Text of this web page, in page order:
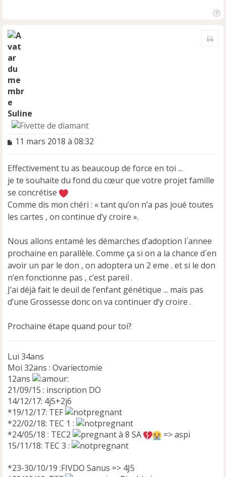
Suline
M
s
a
g
e
n
o
l
u
11 mars 2018 à 08:32
Effectivement tu as beaucoup de force en toi ...
je te souhaite du fond du cœur que votre projet famille
se concrétise
Comme dis mon chéri : « tant qu’on n’a pas joué toutes
les cartes , on continue d’y croire ».
Nous allons entamé les démarches d’adoption l´annee
prochaine en parallèle. Comme ça si on a la chance d´en
avoir un par le don , on adoptera un 2 eme . et si le don
n’en fonctionne pas , c’est pareil .
J’ai déjà fait le deuil de l’enfant génétique ... mais pas
d’une Grossesse donc on va continuer d’y croire .
Prochaine étape quand pour toi?
Lui 34ans
Moi 32ans : Ovariectomie
12ans
21/09/15 : inscription DO
14/12/17: 4j5+2j6
*19/12/17: TEF
*22/02/18: TEC 1 :
*24/05/18 : TEC2
à 8 SA
=> aspi
15/11/18: TEC 3 :
*23-30/10/19 :FIVDO Sanus => 4J5